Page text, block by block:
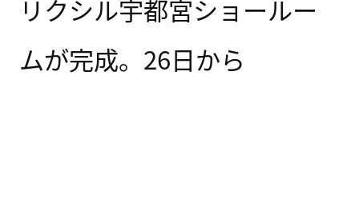
リクシル宇都宮ショールー
ムが完成。26日から